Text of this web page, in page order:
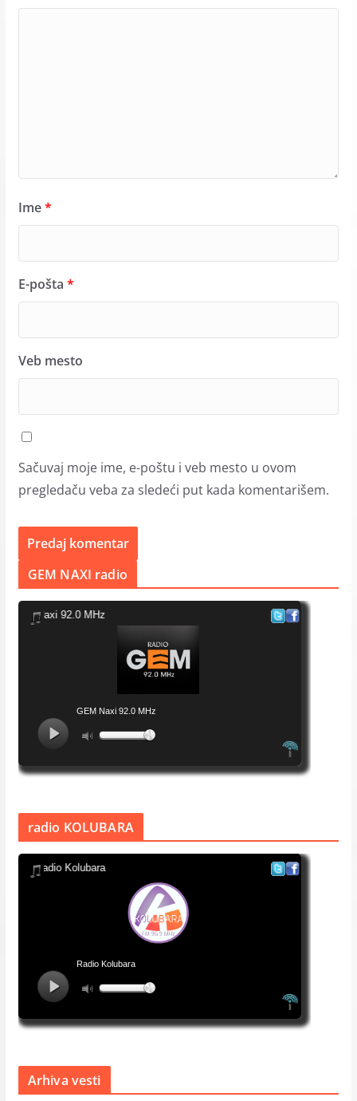
Ime*
E-pošta *
Veb mesto
Sačuvaj moje ime, e-poštu i veb mesto u ovom
pregledaču veba za sledeći put kada komentarišem.
GEM NAXI radio
radio KOLUBARA
Arhiva vesti